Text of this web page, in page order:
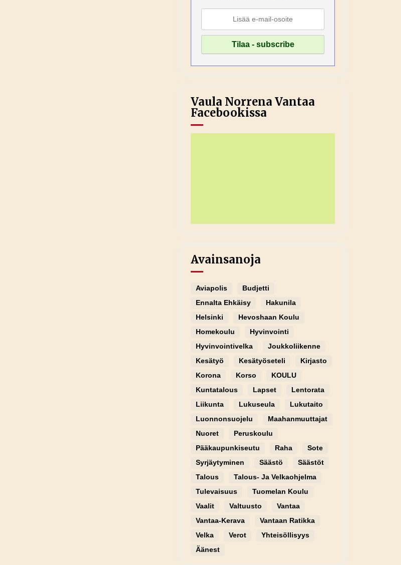
Vaula Norrena Vantaa
Facebookissa
Avainsanoja
Aviapolis
Budjetti
Ennalta Ehkäisy
Hakunila
Helsinki
Hevoshaan Koulu
Homekoulu
Hyvinvointi
Hyvinvointivelka
Joukkoliikenne
Kesätyö
Kesätyöseteli
Kirjasto
Korona
Korso
KOULU
Kuntatalous
Lapset
Lentorata
Liikunta
Lukuseula
Lukutaito
Luonnonsuojelu
Maahanmuuttajat
Nuoret
Peruskoulu
Pääkaupunkiseutu
Raha
Sote
Syrjäytyminen
Säästö
Säästöt
Talous
Talous- Ja Velkaohjelma
Tulevaisuus
Tuomelan Koulu
Vaalit
Valtuusto
Vantaa
Vantaa-Kerava
Vantaan Ratikka
Velka
Verot
Yhteisöllisyys
Äänest